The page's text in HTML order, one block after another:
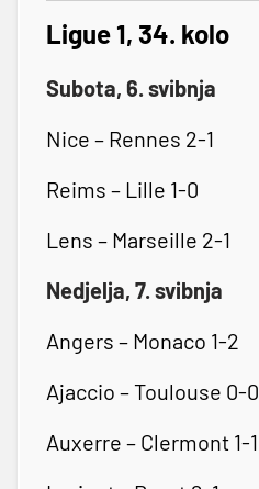
Ligue 1, 34. kolo
Subota, 6. svibnja
Nice – Rennes 2-1
Reims – Lille 1-0
Lens – Marseille 2-1
Nedjelja, 7. svibnja
Angers – Monaco 1-2
Ajaccio – Toulouse 0-0
Auxerre – Clermont 1-1